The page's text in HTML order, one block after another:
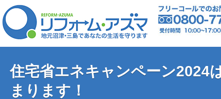
住宅省エネキャンペーン2024
まります！